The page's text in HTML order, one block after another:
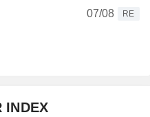
07/08
RE
INDEX